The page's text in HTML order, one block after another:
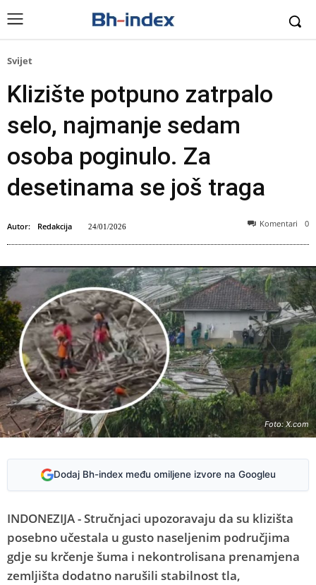
Svijet
Klizište potpuno zatrpalo
selo, najmanje sedam
osoba poginulo. Za
desetinama se još traga
Autor: Redakcija 24/01/2026 Komentari 0
Foto: X.com
Dodaj Bh-index među omiljene izvore na Googleu
INDONEZIJA - Stručnjaci upozoravaju da su klizišta
posebno učestala u gusto naseljenim područjima
gdje su krčenje šuma i nekontrolisana prenamjena
zemljišta dodatno narušili stabilnost tla,